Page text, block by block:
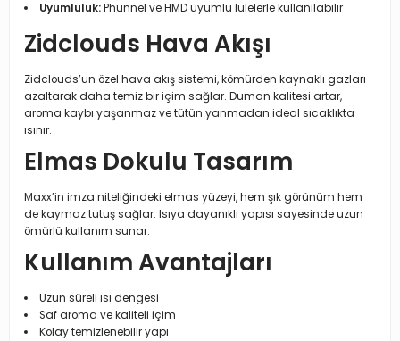
Uyumluluk:Phunnel ve HMD uyumlu lülelerle kullanılabilir
Zidclouds Hava Akışı
Zidclouds’un özel hava akış sistemi, kömürden kaynaklı gazları
azaltarak daha temiz bir içim sağlar. Duman kalitesi artar,
aroma kaybı yaşanmaz ve tütün yanmadan ideal sıcaklıkta
ısınır.
Elmas Dokulu Tasarım
Maxx’in imza niteliğindeki elmas yüzeyi, hem şık görünüm hem
de kaymaz tutuş sağlar. Isıya dayanıklı yapısı sayesinde uzun
ömürlü kullanım sunar.
Kullanım Avantajları
Uzun süreli ısı dengesi
Saf aroma ve kaliteli içim
Kolay temizlenebilir yapı